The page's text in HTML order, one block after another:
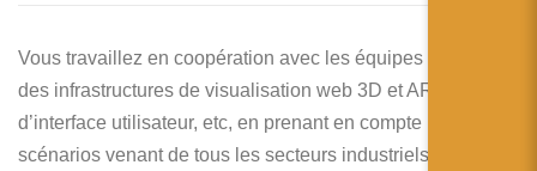
Français
简体中文
Vous travaillez en coopération avec les équipes en charge
des infrastructures de visualisation web 3D et AR,
d’interface utilisateur, etc, en prenant en compte les
scénarios venant de tous les secteurs industriels.Lors de